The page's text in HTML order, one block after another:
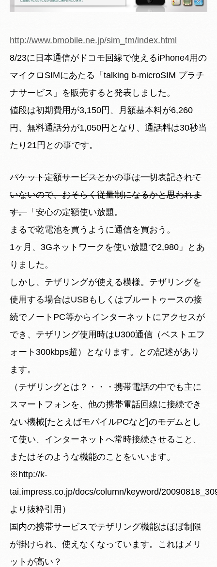
http://www.bmobile.ne.jp/sim_tm/index.html
8/23に日本通信がドコモ回線で使えるiPhone4用の
マイクロSIMにあたる「talking b-microSIM プラチ
ナサービス」を販売すると発表しました。
値段は初期費用が3,150円、月額基本料が6,260
円、無料通話分が1,050円となり、通話料は30秒当
たり21円との事です。
パケット定額サービスとかの事は一切表記されて
いないので、おそらく従量制になるかと思われま
す。 「安心の定額使い放題。
まるで乾電池を買うように通信を買おう。
1ヶ月、3Gネットワークを使い放題で2,980」とあ
りました。
しかし、テザリングが使える模様。テザリングを
使用する場合はUSBもしくはブルートゥースの接
続でノートPC等からインターネットにアクセスが
でき、テザリング使用時はU300通信（ベストエフ
ォート300kbps超）となります。との記述があり
ます。
（テザリングとは？・・・携帯電話の中でも主に
スマートフォンを、他の携帯電話回線に接続でき
ない機械[たとえばモバイルPCなど]のモデムとし
て使い、インターネットへ常時接続させること、
またはそのような機能のことをいいます。
※http://k-
tai.impress.co.jp/docs/column/keyword/
より抜粋引用）
国内の携帯サービスでテザリング機能はほぼ制限
が掛けられ、使えなくなっています。これはメリ
ットが高い？